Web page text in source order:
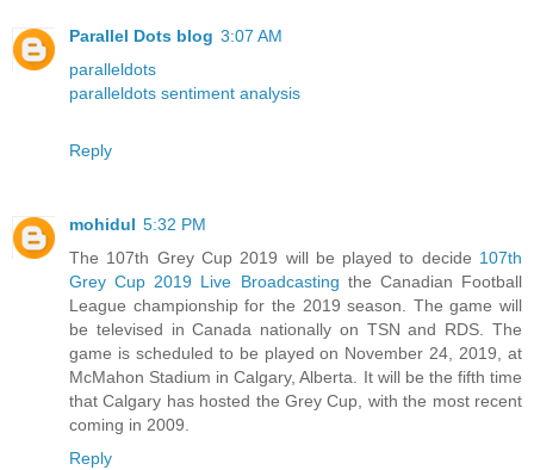
Parallel Dots blog 3:07 AM
paralleldots
paralleldots sentiment analysis
Reply
mohidul 5:32 PM
The 107th Grey Cup 2019 will be played to decide 107th
Grey Cup 2019 Live Broadcasting the Canadian Football
League championship for the 2019 season. The game will
be televised in Canada nationally on TSN and RDS. The
game is scheduled to be played on November 24, 2019, at
McMahon Stadium in Calgary, Alberta. It will be the fifth time
that Calgary has hosted the Grey Cup, with the most recent
coming in 2009.
Reply